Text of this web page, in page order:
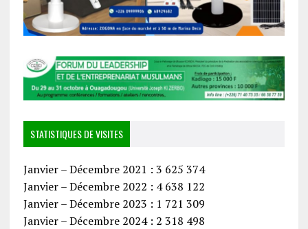
STATISTIQUES DE VISITES
Janvier – Décembre 2021 : 3 625 374
Janvier – Décembre 2022 : 4 638 122
Janvier – Décembre 2023 : 1 721 309
Janvier – Décembre 2024 : 2 318 498